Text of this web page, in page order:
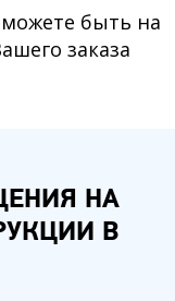
быть на
заказа
НА
В